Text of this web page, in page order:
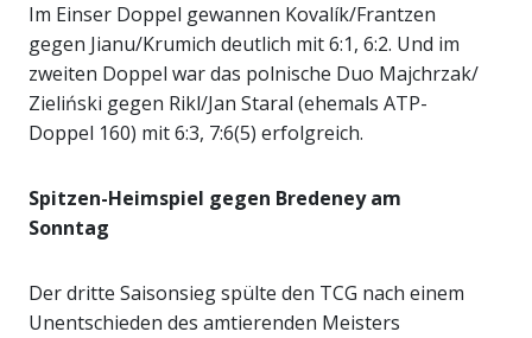
Im Einser Doppel gewannen Kovalík/Frantzen
gegen Jianu/Krumich deutlich mit 6:1, 6:2. Und im
zweiten Doppel war das polnische Duo Majchrzak/
Zieliński gegen Rikl/Jan Staral (ehemals ATP-
Doppel 160) mit 6:3, 7:6(5) erfolgreich.
Spitzen-Heimspiel gegen Bredeney am
Sonntag
Der dritte Saisonsieg spülte den TCG nach einem
Unentschieden des amtierenden Meisters